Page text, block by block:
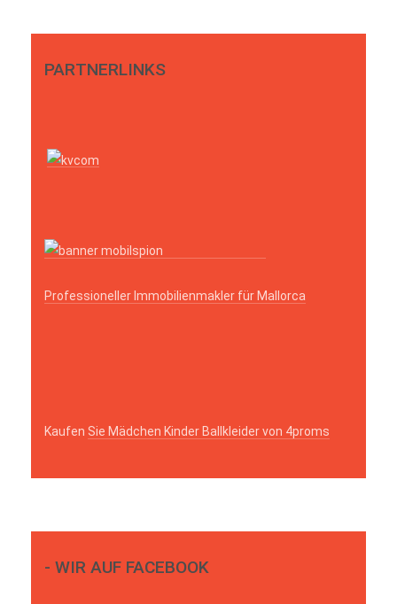
PARTNERLINKS
Professioneller Immobilienmakler für Mallorca
Kaufen Sie Mädchen Kinder Ballkleider von 4proms
- WIR AUF FACEBOOK